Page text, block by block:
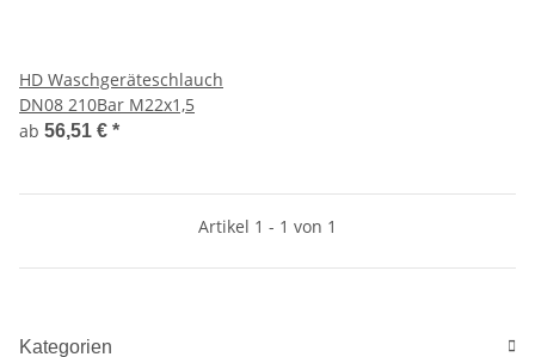
HD Waschgeräteschlauch
DN08 210Bar M22x1,5
ab 56,51 € *
Artikel 1 - 1 von 1
Kategorien